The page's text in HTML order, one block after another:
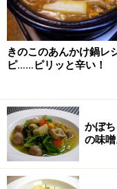
きのこのあんかけ鍋レ
ピ……ピリッと辛い！
かぼ
の味噌